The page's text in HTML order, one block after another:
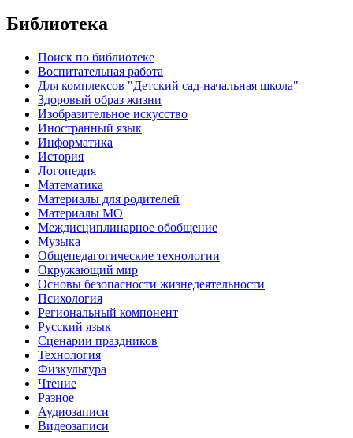
Библиотека
Поиск по библиотеке
Воспитательная работа
Для комплексов "Детский сад-начальная школа"
Здоровый образ жизни
Изобразительное искусство
Иностранный язык
Информатика
История
Логопедия
Математика
Материалы для родителей
Материалы МО
Междисциплинарное обобщение
Музыка
Общепедагогические технологии
Окружающий мир
Основы безопасности жизнедеятельности
Психология
Региональный компонент
Русский язык
Сценарии праздников
Технология
Физкультура
Чтение
Разное
Аудиозаписи
Видеозаписи